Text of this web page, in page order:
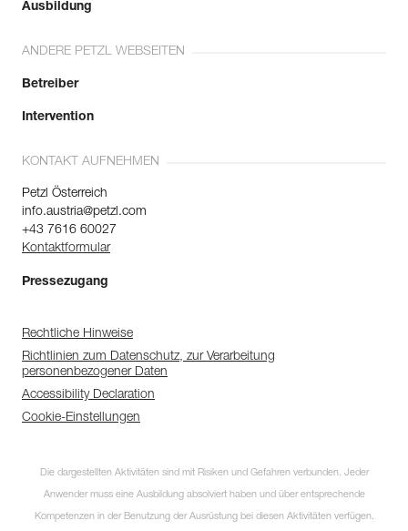
Ausbildung
ANDERE PETZL WEBSEITEN
Betreiber
Intervention
KONTAKT AUFNEHMEN
Petzl Österreich
info.austria@petzl.com
+43 7616 60027
Kontaktformular
Pressezugang
Rechtliche Hinweise
Richtlinien zum Datenschutz, zur Verarbeitung
personenbezogener Daten
Accessibility Declaration
Cookie-Einstellungen
Die dargestellten Aktivitäten sind mit Risiken und Gefahren verbunden. Jeder
Anwender muss eine Ausbildung absolviert haben und über entsprechende
Kompetenzen in der Benutzung der Ausrüstung bei diesen Aktivitäten verfügen.